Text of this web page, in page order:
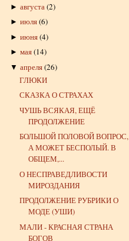
► августа (2)
► июля(6)
► июня(4)
► мая(14)
▼ апреля(26)
ГЛЮКИ
СКАЗКА О СТРАХАХ
ЧУШЬ ВСЯКАЯ, ЕЩЁ
ПРОДОЛЖЕНИЕ
БОЛЬШОЙ ПОЛОВОЙ ВОПРОС,
А МОЖЕТ БЕСПОЛЫЙ. В
ОБЩЕМ,...
О НЕСПРАВЕДЛИВОСТИ
МИРОЗДАНИЯ
ПРОДОЛЖЕНИЕ РУБРИКИ О
МОДЕ (УШИ)
МАЛИ - КРАСНАЯ СТРАНА
БОГОВ